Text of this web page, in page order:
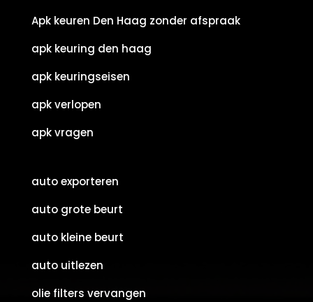
Apk keuren Den Haag zonder afspraak
apk keuring den haag
apk keuringseisen
apk verlopen
apk vragen
auto exporteren
auto grote beurt
auto kleine beurt
auto uitlezen
olie filters vervangen